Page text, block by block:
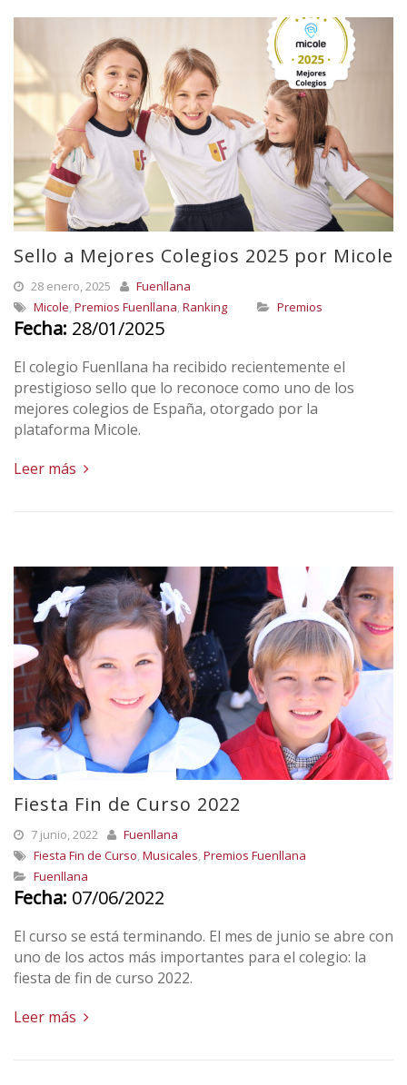
Sello a Mejores Colegios 2025 por Micole
28 enero, 2025
Fuenllana
Micole, Premios Fuenllana, Ranking Premios
Fecha: 28/01/2025
El colegio Fuenllana ha recibido recientemente el
prestigioso sello que lo reconoce como uno de los
mejores colegios de España, otorgado por la
plataforma Micole.
Leer más
Fiesta Fin de Curso 2022
7 junio, 2022
Fuenllana
Fiesta Fin de Curso, Musicales, Premios Fuenllana
Fuenllana
Fecha: 07/06/2022
El curso se está terminando. El mes de junio se abre con
uno de los actos más importantes para el colegio: la
fiesta de fin de curso 2022.
Leer más